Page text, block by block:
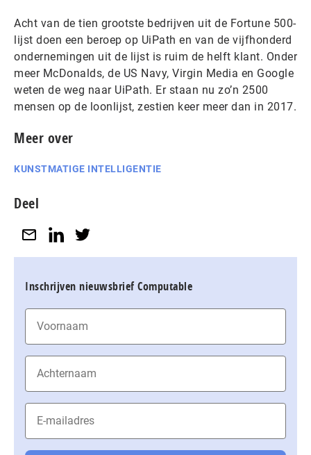
Acht van de tien grootste bedrijven uit de Fortune 500-
lijst doen een beroep op UiPath en van de vijfhonderd
ondernemingen uit de lijst is ruim de helft klant. Onder
meer McDonalds, de US Navy, Virgin Media en Google
weten de weg naar UiPath. Er staan nu zo’n 2500
mensen op de loonlijst, zestien keer meer dan in 2017.
Meer over
KUNSTMATIGE INTELLIGENTIE
Deel
Inschrijven nieuwsbrief Computable